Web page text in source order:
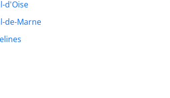
d'Oise
de-Marne